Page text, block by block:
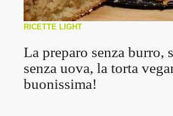
RICETTE LIGHT
La preparo senza burro,
senza uova, la torta
buonissima!